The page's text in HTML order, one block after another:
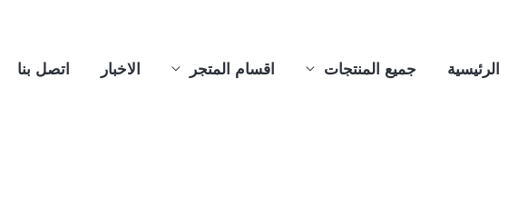
الرئيسية جميع المنتجات اقسام المتجر الاخبار اتصل بنا